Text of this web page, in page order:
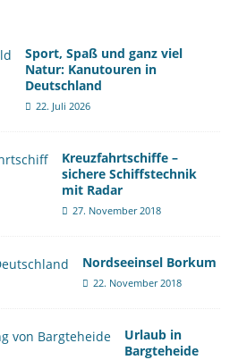
Sport, Spaß und ganz viel
Natur: Kanutouren in
Deutschland
22. Juli 2026
Kreuzfahrtschiffe –
sichere Schiffstechnik
mit Radar
27. November 2018
Nordseeinsel Borkum
22. November 2018
Urlaub in
Bargteheide